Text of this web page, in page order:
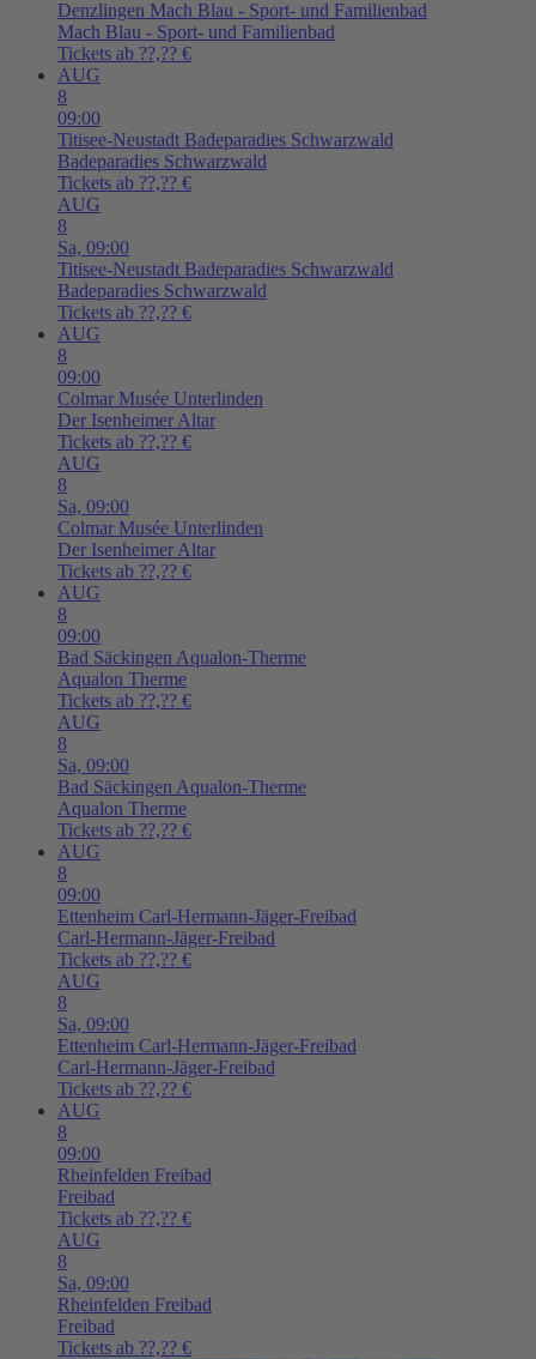
Denzlingen Mach Blau - Sport- und Familienbad
Mach Blau - Sport- und Familienbad
Tickets ab ??,?? €
AUG
8
09:00
Titisee-Neustadt Badeparadies Schwarzwald
Badeparadies Schwarzwald
Tickets ab ??,?? €
AUG
8
Sa, 09:00
Titisee-Neustadt Badeparadies Schwarzwald
Badeparadies Schwarzwald
Tickets ab ??,?? €
AUG
8
09:00
Colmar Musée Unterlinden
Der Isenheimer Altar
Tickets ab ??,?? €
AUG
8
Sa, 09:00
Colmar Musée Unterlinden
Der Isenheimer Altar
Tickets ab ??,?? €
AUG
8
09:00
Bad Säckingen Aqualon-Therme
Aqualon Therme
Tickets ab ??,?? €
AUG
8
Sa, 09:00
Bad Säckingen Aqualon-Therme
Aqualon Therme
Tickets ab ??,?? €
AUG
8
09:00
Ettenheim Carl-Hermann-Jäger-Freibad
Carl-Hermann-Jäger-Freibad
Tickets ab ??,?? €
AUG
8
Sa, 09:00
Ettenheim Carl-Hermann-Jäger-Freibad
Carl-Hermann-Jäger-Freibad
Tickets ab ??,?? €
AUG
8
09:00
Rheinfelden Freibad
Freibad
Tickets ab ??,?? €
AUG
8
Sa, 09:00
Rheinfelden Freibad
Freibad
Tickets ab ??,?? €